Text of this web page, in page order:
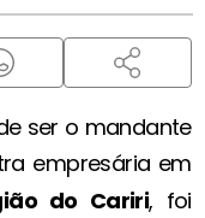
ser o mandante
empresária em
do Cariri, foi